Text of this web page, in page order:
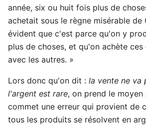
année, six ou huit fois plus de
achetait sous le règne misérable de
évident que c'est parce qu'on y
plus de choses, et qu'on achète ces
avec les autres. »
Lors donc qu'on dit : la vente ne va
l'argent est rare, on prend le
commet une erreur qui provient de
tous les produits se résolvent en